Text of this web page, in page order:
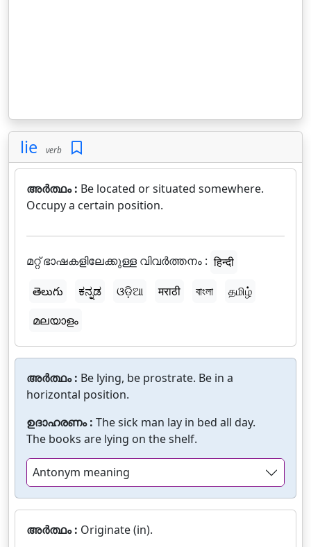
lie verb
അർത്ഥം : Be located or situated somewhere.
Occupy a certain position.
മറ്റ് ഭാഷകളിലേക്കുള്ള വിവർത്തനം : हिन्दी
తెలుగు
ಕನ್ನಡ ଓଡ଼ିଆ मराठी বাংলা
தமிழ்
മലയാളം
അർത്ഥം : Be lying, be prostrate. Be in a
horizontal position.
ഉദാഹരണം : The sick man lay in bed all day.
The books are lying on the shelf.
Antonym meaning
അർത്ഥം : Originate (in).